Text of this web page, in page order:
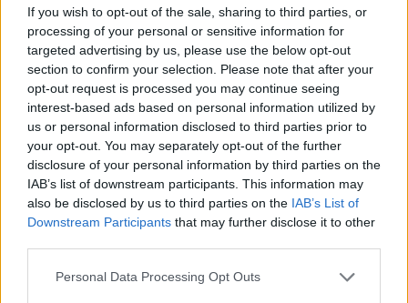
If you wish to opt-out of the sale, sharing to third parties, or
processing of your personal or sensitive information for
targeted advertising by us, please use the below opt-out
section to confirm your selection. Please note that after your
opt-out request is processed you may continue seeing
interest-based ads based on personal information utilized by
us or personal information disclosed to third parties prior to
your opt-out. You may separately opt-out of the further
disclosure of your personal information by third parties on the
IAB’s list of downstream participants. This information may
also be disclosed by us to third parties on the IAB’s List of
Downstream Participants that may further disclose it to other
Personal Data Processing Opt Outs
rektor og båtfant
PLUS